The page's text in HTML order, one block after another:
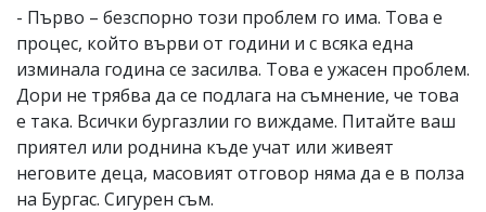
- Първо – безспорно този проблем го има. Това е
процес, който върви от години и с всяка една
изминала година се засилва. Това е ужасен проблем.
Дори не трябва да се подлага на съмнение, че това
е така. Всички бургазлии го виждаме. Питайте ваш
приятел или роднина къде учат или живеят
неговите деца, масовият отговор няма да е в полза
на Бургас. Сигурен съм.